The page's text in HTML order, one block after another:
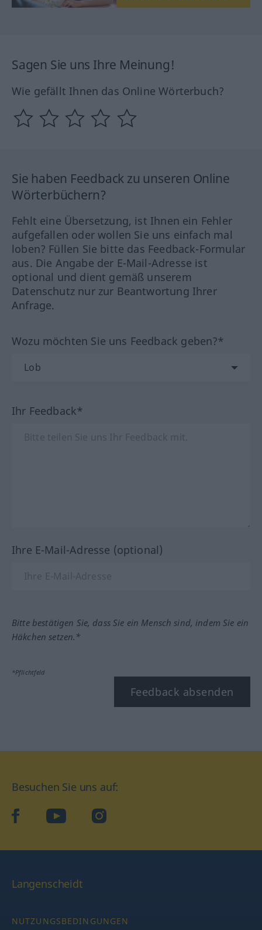
Sagen Sie uns Ihre Meinung!
Wie gefällt Ihnen das Online Wörterbuch?
Sie haben Feedback zu unseren Online
Wörterbüchern?
Fehlt eine Übersetzung, ist Ihnen ein Fehler
aufgefallen oder wollen Sie uns einfach mal
loben? Füllen Sie bitte das Feedback-Formular
aus. Die Angabe der E-Mail-Adresse ist
optional und dient gemäß unserem
Datenschutz nur zur Beantwortung Ihrer
Anfrage.
Wozu möchten Sie uns Feedback geben?*
Ihr Feedback*
Ihre E-Mail-Adresse (optional)
Bitte bestätigen Sie, dass Sie ein Mensch sind, indem Sie ein
Häkchen setzen.*
*Pflichtfeld
Feedback absenden
Besuchen Sie uns auf:
facebookYouTube Instagram
Langenscheidt
NUTZUNGSBEDINGUNGEN